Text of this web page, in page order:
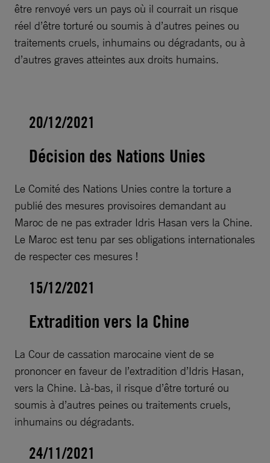
être renvoyé vers un pays où il courrait un risque
réel d’être torturé ou soumis à d’autres peines ou
traitements cruels, inhumains ou dégradants, ou à
d’autres graves atteintes aux droits humains.
20/12/2021
Décision des Nations Unies
Le Comité des Nations Unies contre la torture a
publié des mesures provisoires demandant au
Maroc de ne pas extrader Idris Hasan vers la Chine.
Le Maroc est tenu par ses obligations internationales
de respecter ces mesures !
15/12/2021
Extradition vers la Chine
La Cour de cassation marocaine vient de se
prononcer en faveur de l’extradition d’Idris Hasan,
vers la Chine. Là-bas, il risque d’être torturé ou
soumis à d’autres peines ou traitements cruels,
inhumains ou dégradants.
24/11/2021